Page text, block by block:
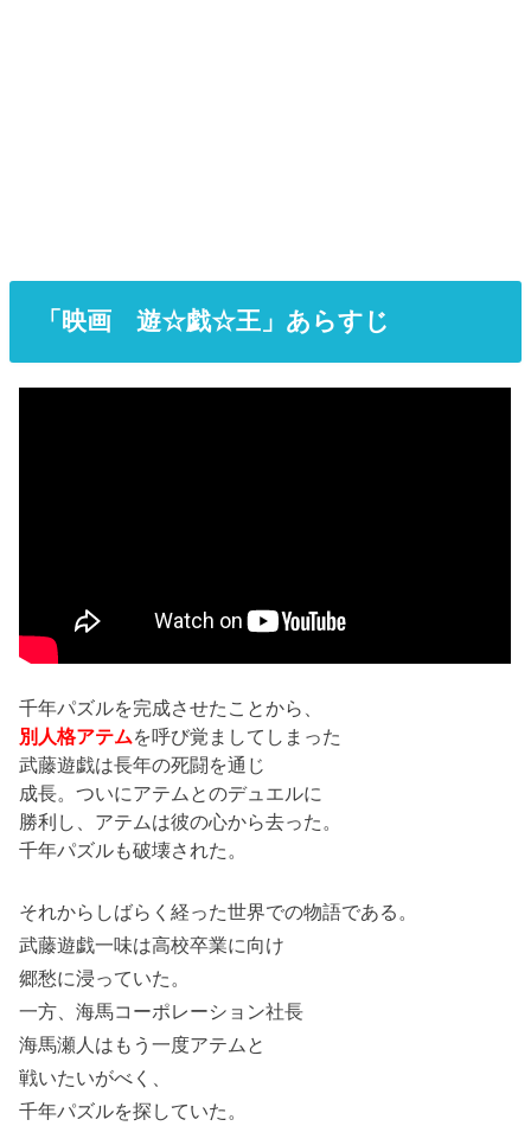
「映画 遊☆戯☆王」あらすじ
千年パズルを完成させたことから、
別人格アテムを呼び覚ましてしまった
武藤遊戯は長年の死闘を通じ
成長。ついにアテムとのデュエルに
勝利し、アテムは彼の心から去った。
千年パズルも破壊された。
それからしばらく経った世界での物語である。
武藤遊戯一味は高校卒業に向け
郷愁に浸っていた。
一方、海馬コーポレーション社長
海馬瀬人はもう一度アテムと
戦いたいがべく、
千年パズルを探していた。